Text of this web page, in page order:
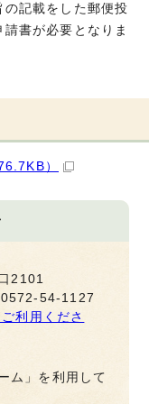
記載をした郵便投
書が必要となりま
）
2101
54-1127
利用くださ
ム」を利用して